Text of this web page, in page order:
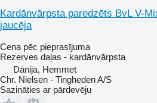
Kardānvārpsta paredzēts BvL V-
jaucēja
Cena pēc pieprasījuma
Rezerves daļas - kardānvārpsta
Dānija, Hemmet
Chr. Nielsen - Tingheden A/S
Sazināties ar pārdevēju